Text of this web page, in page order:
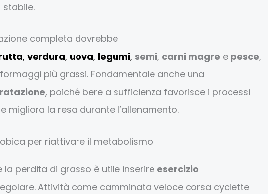
stabile.
completa dovrebbe
,verdura, uova, legumi, semi, carni magre e pesce,
più grassi. Fondamentale anche una
, poiché bere a sufficienza favorisce i processi
migliora la resa durante l’allenamento.
per riattivare il metabolismo
la perdita di grasso è utile inserire esercizio
Attività come camminata veloce corsa cyclette